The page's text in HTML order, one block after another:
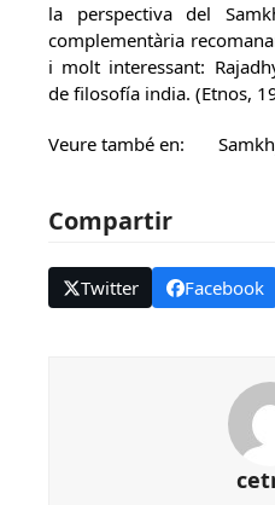
la perspectiva del
complementària
i molt interessant:
de filosofía india. (Etnos,
Veure també en:
Compartir
Twitter Facebook